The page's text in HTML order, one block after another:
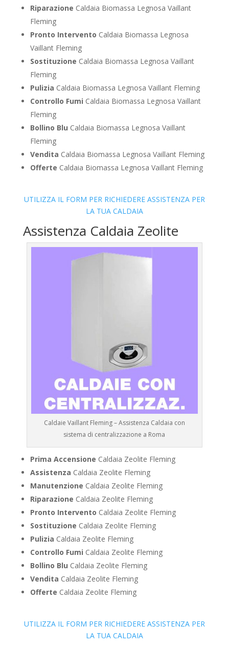
Riparazione Caldaia Biomassa Legnosa Vaillant
Fleming
Pronto Intervento Caldaia Biomassa Legnosa
Vaillant Fleming
Sostituzione Caldaia Biomassa Legnosa Vaillant
Fleming
Pulizia Caldaia Biomassa Legnosa Vaillant Fleming
Controllo Fumi Caldaia Biomassa Legnosa Vaillant
Fleming
Bollino Blu Caldaia Biomassa Legnosa Vaillant
Fleming
Vendita Caldaia Biomassa Legnosa Vaillant Fleming
Offerte Caldaia Biomassa Legnosa Vaillant Fleming
UTILIZZA IL FORM PER RICHIEDERE ASSISTENZA PER
LA TUA CALDAIA
Assistenza Caldaia Zeolite
Caldaie Vaillant Fleming – Assistenza Caldaia con
sistema di centralizzazione a Roma
Prima Accensione Caldaia Zeolite Fleming
Assistenza Caldaia Zeolite Fleming
Manutenzione Caldaia Zeolite Fleming
Riparazione Caldaia Zeolite Fleming
Pronto Intervento Caldaia Zeolite Fleming
Sostituzione Caldaia Zeolite Fleming
Pulizia Caldaia Zeolite Fleming
Controllo Fumi Caldaia Zeolite Fleming
Bollino Blu Caldaia Zeolite Fleming
Vendita Caldaia Zeolite Fleming
Offerte Caldaia Zeolite Fleming
UTILIZZA IL FORM PER RICHIEDERE ASSISTENZA PER
LA TUA CALDAIA